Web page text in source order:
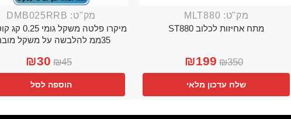
מק"ט: MLT880
מתח אחיזות לכלוב ST880
₪350
₪199
שלח עדכון מלאי
מק"ט: DMB025RRB
מיקרו פלטה
35ממ להלבשה על משקל מובנה
₪45
₪30
הוספה לסל